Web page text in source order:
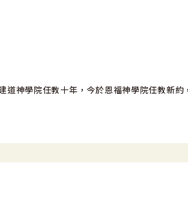
道神學院任教十年，今於恩福神學院任教新